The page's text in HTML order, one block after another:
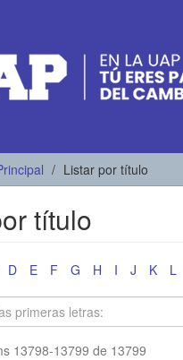
Listar por título
título
D E F G H I J K L
13798-13799 de 13799